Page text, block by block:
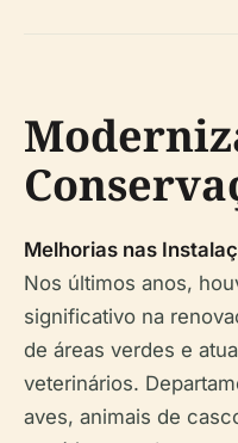
Melhorias nas
Nos últimos anos,
significativo na
de áreas verdes e
veterinários.
aves, animais de